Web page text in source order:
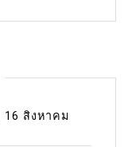
16 สิงหาคม